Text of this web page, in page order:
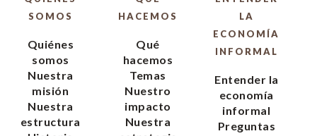
SOMOS
Quiénes
somos
Nuestra
misión
Nuestra
estructura
HACEMOS
Qué
hacemos
Temas
Nuestro
impacto
Nuestra
LA
ECONOMÍA
INFORMAL
Entender la
economía
informal
Preguntas